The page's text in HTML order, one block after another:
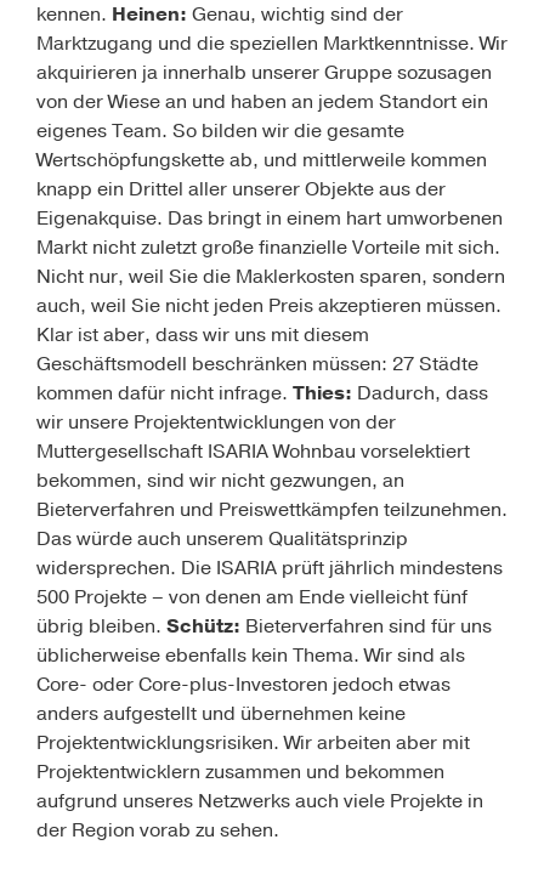
kennen. Heinen: Genau, wichtig sind der
Marktzugang und die speziellen Marktkenntnisse. Wir
akquirieren ja innerhalb unserer Gruppe sozusagen
von der Wiese an und haben an jedem Standort ein
eigenes Team. So bilden wir die gesamte
Wertschöpfungskette ab, und mittlerweile kommen
knapp ein Drittel aller ­unserer Objekte aus der
Eigenakquise. Das bringt in einem hart umworbenen
Markt nicht zuletzt große finanzielle Vorteile mit sich.
Nicht nur, weil Sie die Maklerkosten sparen, sondern
auch, weil Sie nicht jeden Preis akzeptieren müssen.
Klar ist aber, dass wir uns mit diesem
Geschäftsmodell beschränken müssen: 27 Städte
kommen dafür nicht infrage. Thies: Dadurch, dass
wir unsere Projektentwicklungen von der
Muttergesellschaft ISARIA Wohnbau vorselektiert
bekommen, sind wir nicht gezwungen, an
Bieterverfahren und Preiswettkämpfen teilzunehmen.
Das würde auch unserem Qualitätsprinzip
widersprechen. Die ISARIA prüft jährlich mindestens
500 Projekte – von denen am Ende vielleicht fünf
übrig bleiben. Schütz: Bieterverfahren sind für uns
üblicherweise ebenfalls kein Thema. Wir sind als
Core- oder Core-plus-Investoren jedoch etwas
anders aufgestellt und übernehmen keine
Projektentwicklungsrisiken. Wir arbeiten aber mit
Projektentwicklern zusammen und bekommen
aufgrund unseres Netzwerks auch viele Projekte in
der Region vorab zu sehen.